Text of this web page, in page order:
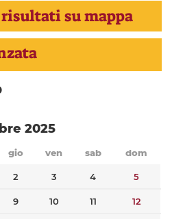
su mappa
2025
gio ven sab dom
2 3 4 5
9 10 11 12